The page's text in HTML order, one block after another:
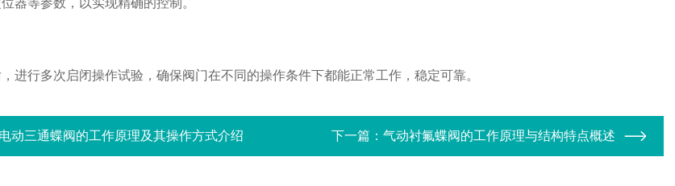
行多次启闭操作试验，确保阀门在不同的操作条件下都能正常工作，稳定可靠。
电动三通蝶阀的工作原理及其操作方式介绍 下一篇： 气动衬氟蝶阀的工作原理与结构特点概述